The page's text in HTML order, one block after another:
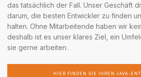
das tatsächlich der Fall. Unser Geschäft
darum, die besten Entwickler zu finden
halten. Ohne Mitarbeitende haben wir
deshalb ist es unser klares Ziel, ein
sie gerne arbeiten.
HIER FINDEN SIE IHREN JAVA-